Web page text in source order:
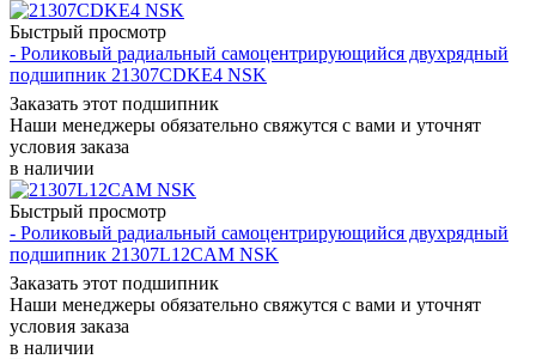
Быстрый просмотр
- Роликовый радиальный самоцентрирующийся двухрядный
подшипник 21307CDKE4 NSK
Заказать этот подшипник
Наши менеджеры обязательно свяжутся с вами и уточнят
условия заказа
в наличии
Быстрый просмотр
- Роликовый радиальный самоцентрирующийся двухрядный
подшипник 21307L12CAM NSK
Заказать этот подшипник
Наши менеджеры обязательно свяжутся с вами и уточнят
условия заказа
в наличии